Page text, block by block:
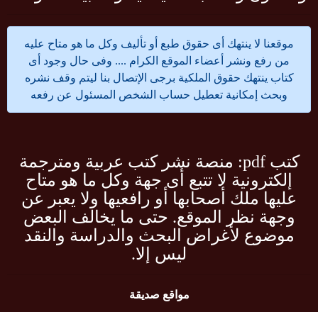
موقعنا لا ينتهك أى حقوق طبع أو تأليف وكل ما هو متاح عليه
من رفع ونشر أعضاء الموقع الكرام .... وفى حال وجود أى
كتاب ينتهك حقوق الملكية برجى الإتصال بنا ليتم وقف نشره
وبحث إمكانية تعطيل حساب الشخص المسئول عن رفعه
كتب pdf: منصة نشر كتب عربية ومترجمة
إلكترونية لا تتبع أى جهة وكل ما هو متاح
عليها ملك أصحابها أو رافعيها ولا يعبر عن
وجهة نظر الموقع. حتى ما يخالف البعض
موضوع لأغراض البحث والدراسة والنقد
ليس إلا.
مواقع صديقة